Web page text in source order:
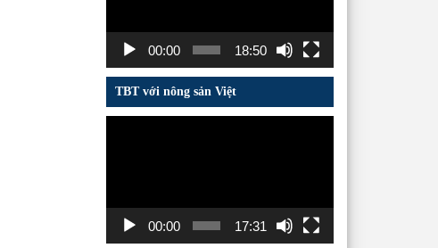
00:00 18:50
TBT với nông sản Việt
00:00 17:31